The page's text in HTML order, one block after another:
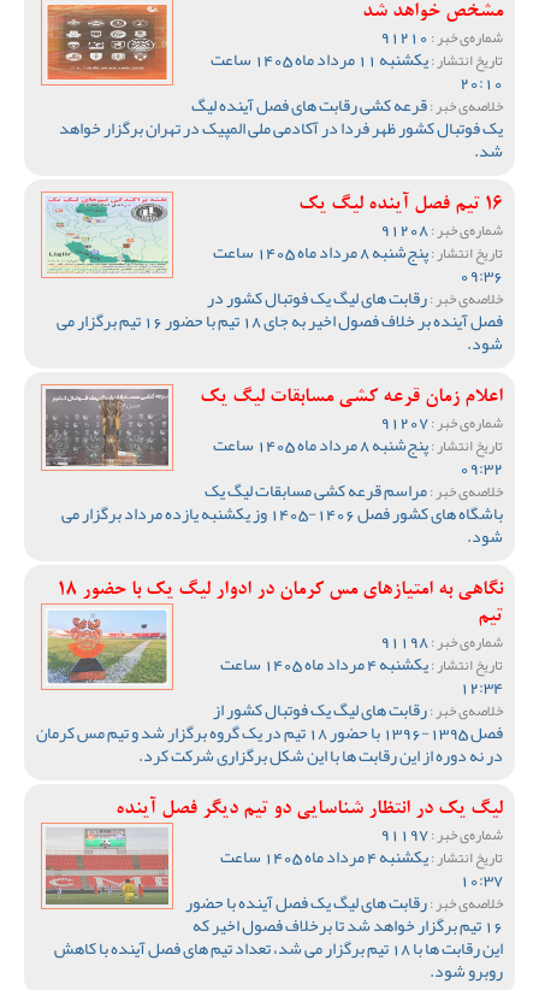
مشخص خواهد شد
شماره‌ی خبر :
تاریخ انتشار : یکشنبه 11 مرداد ماه 1405 ساعت
20:10
خلاصه‌ی خبر :قرعه کشی رقابت های فصل آینده لیگ
یک فوتبال کشور ظهر فردا در آکادمی ملی المپیک در تهران برگزار خواهد
شد.
16 تیم فصل آینده لیگ یک
شماره‌ی خبر :
تاریخ انتشار : پنج‌شنبه 8 مرداد ماه 1405 ساعت
09:36
خلاصه‌ی خبر :رقابت های لیگ یک فوتبال کشور در
فصل آینده بر خلاف فصول اخیر به جای 18 تیم با حضور 16 تیم برگزار می
شود.
اعلام زمان قرعه کشی مسابقات لیگ یک
شماره‌ی خبر :
تاریخ انتشار : پنج‌شنبه 8 مرداد ماه 1405 ساعت
09:32
خلاصه‌ی خبر :مراسم قرعه کشی مسابقات لیگ یک
باشگاه های کشور فصل 1406-1405 وز یکشنبه یازده مرداد برگزار می
شود.
نگاهی به امتیازهای مس کرمان در ادوار لیگ یک با حضور 18
تیم
شماره‌ی خبر :
تاریخ انتشار : یکشنبه 4 مرداد ماه 1405 ساعت
12:34
خلاصه‌ی خبر :رقابت های لیگ یک فوتبال کشور از
فصل 1395-1396 با حضور 18 تیم در یک گروه برگزار شد و تیم مس کرمان
در نه دوره از این رقابت ها با این شکل برگزاری شرکت کرد.
لیگ یک در انتظار شناسایی دو تیم دیگر فصل آینده
شماره‌ی خبر :
تاریخ انتشار : یکشنبه 4 مرداد ماه 1405 ساعت
10:37
خلاصه‌ی خبر :رقابت های لیگ یک فصل آینده با حضور
16 تیم برگزار خواهد شد تا برخلاف فصول اخیر که
این رقابت ها با 18 تیم برگزار می شد، تعداد تیم های فصل آینده با کاهش
روبرو شود.